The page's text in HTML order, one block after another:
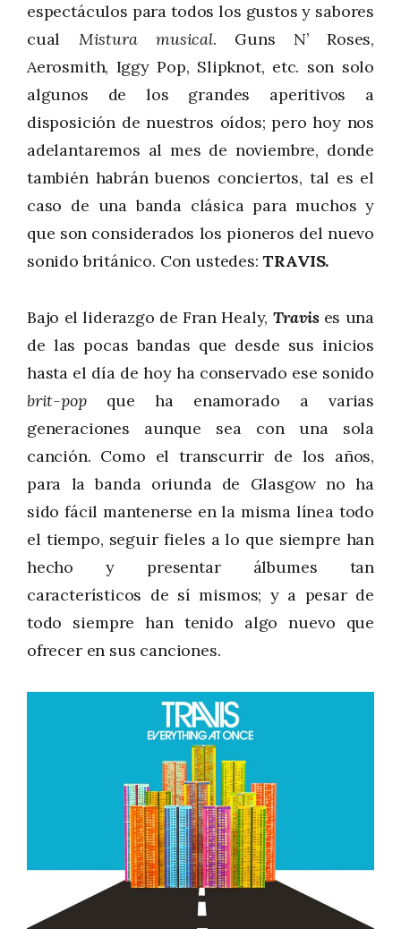
espectáculos para todos los gustos y sabores
cual Mistura musical. Guns N’ Roses,
Aerosmith, Iggy Pop, Slipknot, etc. son solo
algunos de los grandes aperitivos a
disposición de nuestros oídos; pero hoy nos
adelantaremos al mes de noviembre, donde
también habrán buenos conciertos, tal es el
caso de una banda clásica para muchos y
que son considerados los pioneros del nuevo
sonido británico. Con ustedes:TRAVIS.
Bajo el liderazgo de Fran Healy, Travises una
de las pocas bandas que desde sus inicios
hasta el día de hoy ha conservado ese sonido
brit-popque ha enamorado a varias
generaciones aunque sea con una sola
canción. Como el transcurrir de los años,
para la banda oriunda de Glasgow no ha
sido fácil mantenerse en la misma línea todo
el tiempo, seguir fieles a lo que siempre han
hecho y presentar álbumes tan
característicos de sí mismos; y a pesar de
todo siempre han tenido algo nuevo que
ofrecer en sus canciones.